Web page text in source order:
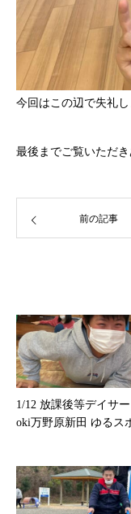
今回はこの辺で失礼し
最後までご覧いただ
前の記事
1/12 放課後等デイサ
oki万野原新田 ゆるス